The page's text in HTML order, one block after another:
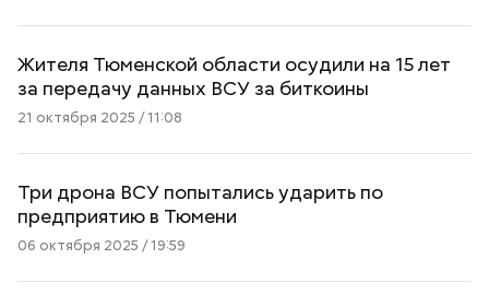
Жителя Тюменской области осудили на 15 лет
за передачу данных ВСУ за биткоины
21 октября 2025 / 11:08
Три дрона ВСУ попытались ударить по
предприятию в Тюмени
06 октября 2025 / 19:59